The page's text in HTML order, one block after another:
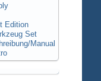
Edition
Set
Manual